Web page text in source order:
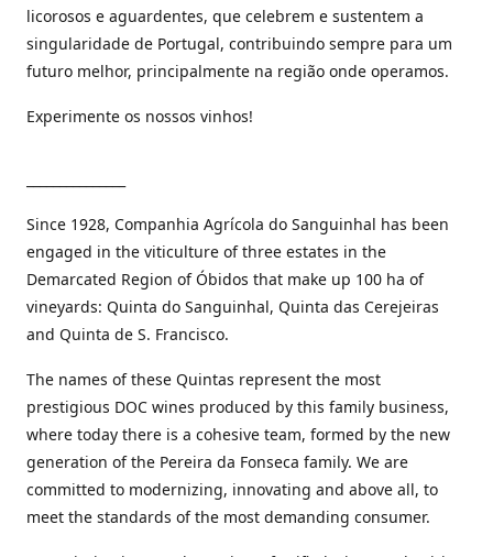
licorosos e aguardentes, que celebrem e sustentem a
singularidade de Portugal, contribuindo sempre para um
futuro melhor, principalmente na região onde operamos.
Experimente os nossos vinhos!
Since 1928, Companhia Agrícola do Sanguinhal has been
engaged in the viticulture of three estates in the
Demarcated Region of Óbidos that make up 100 ha of
vineyards: Quinta do Sanguinhal, Quinta das Cerejeiras
and Quinta de S. Francisco.
The names of these Quintas represent the most
prestigious DOC wines produced by this family business,
where today there is a cohesive team, formed by the new
generation of the Pereira da Fonseca family. We are
committed to modernizing, innovating and above all, to
meet the standards of the most demanding consumer.